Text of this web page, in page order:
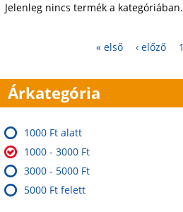
Jelenleg nincs termék a kategóriában.
l
d
a
l
a
« első ‹ előző 1
Árkategória
1000 Ft alatt
1000 - 3000 Ft
3000 - 5000 Ft
5000 Ft felett